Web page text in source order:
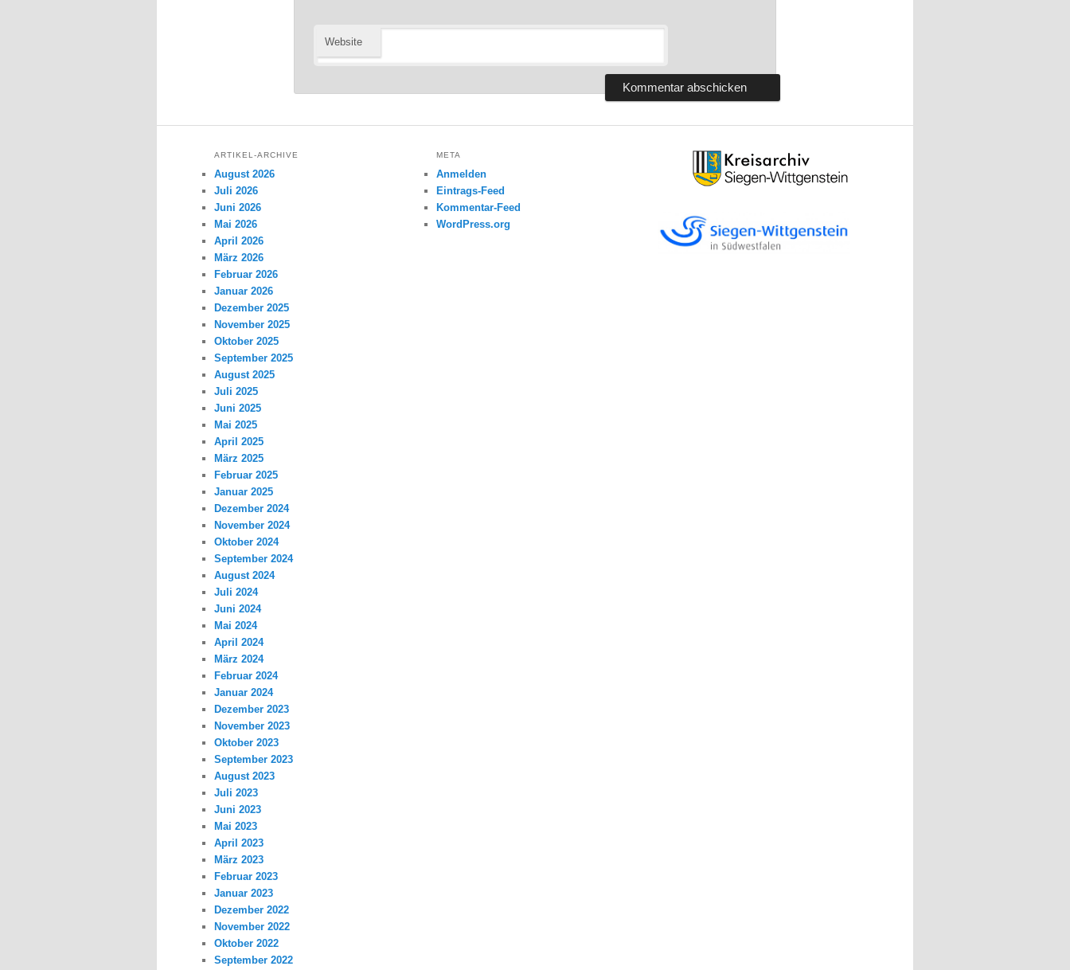
Website
ARTIKEL-ARCHIVE
August 2026
Juli 2026
Juni 2026
Mai 2026
April 2026
März 2026
Februar 2026
Januar 2026
Dezember 2025
November 2025
Oktober 2025
September 2025
August 2025
Juli 2025
Juni 2025
Mai 2025
April 2025
März 2025
Februar 2025
Januar 2025
Dezember 2024
November 2024
Oktober 2024
September 2024
August 2024
Juli 2024
Juni 2024
Mai 2024
April 2024
März 2024
Februar 2024
Januar 2024
Dezember 2023
November 2023
Oktober 2023
September 2023
August 2023
Juli 2023
Juni 2023
Mai 2023
April 2023
März 2023
Februar 2023
Januar 2023
Dezember 2022
November 2022
Oktober 2022
September 2022
META
Anmelden
Eintrags-Feed
Kommentar-Feed
WordPress.org